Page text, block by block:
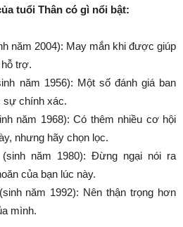
tuổi Thân có gì nổi bật:
năm 2004): May mắn khi được giúp
trợ.
năm 1956): Một số đánh giá ban
sự chính xác.
năm 1968): Có thêm nhiều cơ hội
nhưng hãy chọn lọc.
năm 1980): Đừng ngại nói ra
của bạn lúc này.
năm 1992): Nên thận trọng hơn
mình.